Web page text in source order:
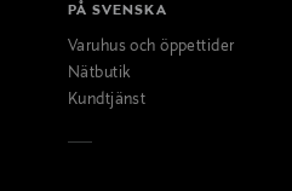
PÅ SVENSKA
Varuhus och öppettider
Nätbutik
Kundtjänst